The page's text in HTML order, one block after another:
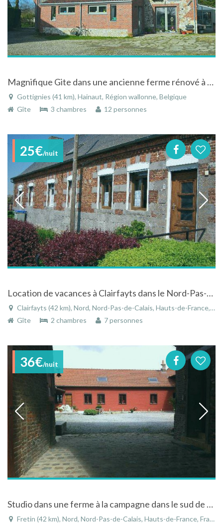
Magnifique Gite dans une ancienne ferme rénové à proximité de Mons
Gottignies (41 km), Hainaut, Région wallonne, Belgique
Gîte
3 chambres 12 personnes
25€/nuit
Location de vacances à Clairfayts dans le Nord-Pas-de-Calais
Clairfayts (42 km), Nord, Nord-Pas-de-Calais, Hauts-de-France, France
Gîte
2 chambres 7 personnes
36€/nuit
Studio dans une ferme à la campagne dans le sud de Lille dans le Nord
Fretin (42 km), Nord, Nord-Pas-de-Calais, Hauts-de-France, France